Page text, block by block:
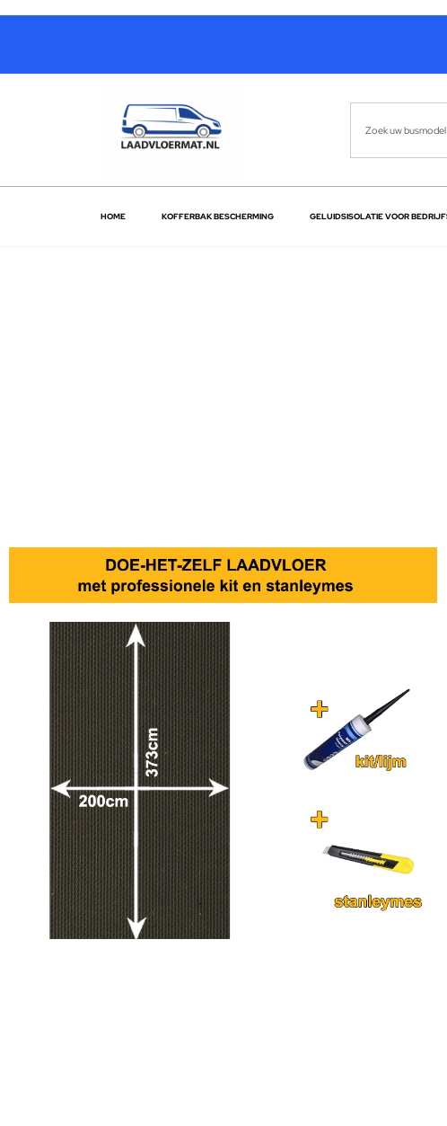
HOME KOFFERBAK BESCHERMING GELUIDSISOLATIE VOOR